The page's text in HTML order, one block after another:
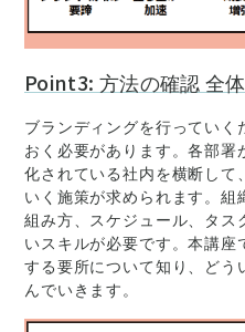
Point3: 方法の確認 全
ブランディングを行ってい
おく必要があります。各部
化されている社内を横断して
いく施策が求められます。
組み方、スケジュール、タス
いスキルが必要です。本講
する要所について知り、ど
んでいきます。